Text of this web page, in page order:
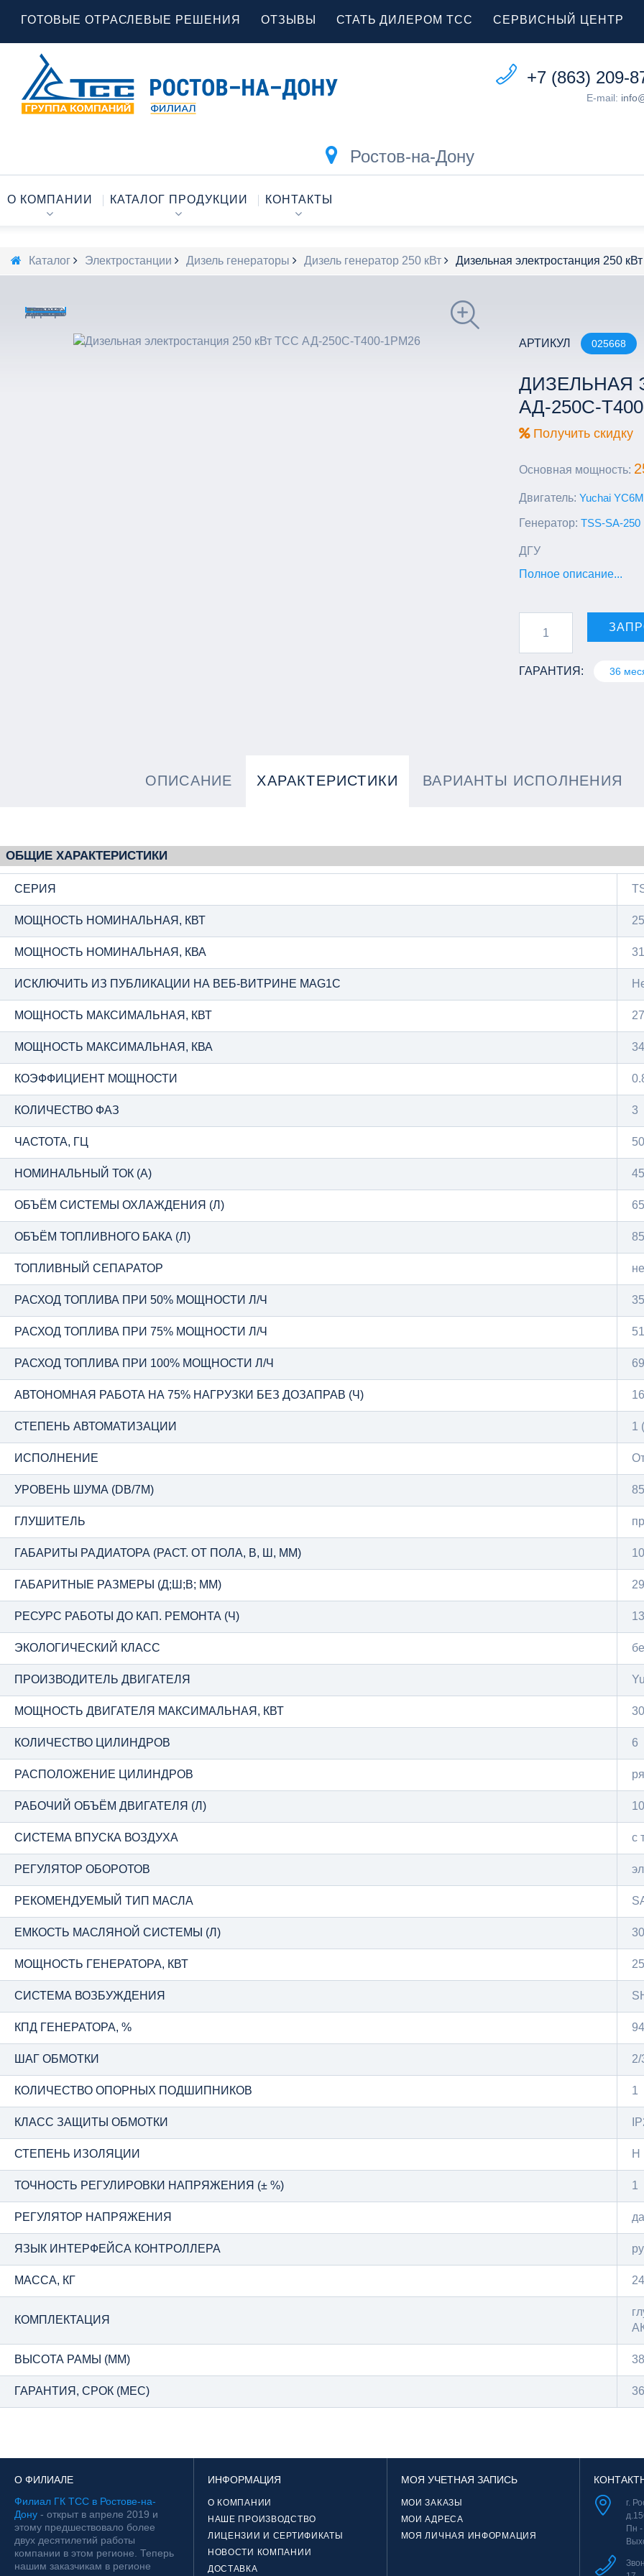
ГОТОВЫЕ ОТРАСЛЕВЫЕ РЕШЕНИЯ ОТЗЫВЫ СТАТЬ ДИЛЕРОМ ТСС СЕРВИСНЫЙ ЦЕНТР
+7 (863) 209-
E-mail:
Ростов-на-Дону
О КОМПАНИИ КАТАЛОГ ПРОДУКЦИИ КОНТАКТЫ
Каталог Электростанции Дизель генераторы Дизель генератор 250 кВт Дизельная электростанция 250
АРТИКУЛ 025668
ДИЗЕЛЬНАЯ
АД-250С-
Получить скидку
Основная мощность:
Двигатель: Yuchai
Генератор: TSS-SA-250
ДГУ
Полное описание...
ГАРАНТИЯ: 36
ОПИСАНИЕ ХАРАКТЕРИСТИКИ ВАРИАНТЫ ИСПОЛНЕНИЯ
ОБЩИЕ ХАРАКТЕРИСТИКИ
СЕРИЯ
МОЩНОСТЬ НОМИНАЛЬНАЯ, КВТ
МОЩНОСТЬ НОМИНАЛЬНАЯ, КВА
ИСКЛЮЧИТЬ ИЗ ПУБЛИКАЦИИ НА ВЕБ-ВИТРИНЕ MAG1C
МОЩНОСТЬ МАКСИМАЛЬНАЯ, КВТ
МОЩНОСТЬ МАКСИМАЛЬНАЯ, КВА
КОЭФФИЦИЕНТ МОЩНОСТИ
КОЛИЧЕСТВО ФАЗ 3
ЧАСТОТА, ГЦ 50
НОМИНАЛЬНЫЙ ТОК (А)
ОБЪЁМ СИСТЕМЫ ОХЛАЖДЕНИЯ (Л) 65
ОБЪЁМ ТОПЛИВНОГО БАКА (Л)
ТОПЛИВНЫЙ СЕПАРАТОР
РАСХОД ТОПЛИВА ПРИ 50% МОЩНОСТИ Л/Ч
РАСХОД ТОПЛИВА ПРИ 75% МОЩНОСТИ Л/Ч
РАСХОД ТОПЛИВА ПРИ 100% МОЩНОСТИ Л/Ч
АВТОНОМНАЯ РАБОТА НА 75% НАГРУЗКИ БЕЗ ДОЗАПРАВ (Ч)
СТЕПЕНЬ АВТОМАТИЗАЦИИ 1
ИСПОЛНЕНИЕ
УРОВЕНЬ ШУМА (DB/7М) 85
ГЛУШИТЕЛЬ
ГАБАРИТЫ РАДИАТОРА (РАСТ. ОТ ПОЛА, В, Ш, ММ)
ГАБАРИТНЫЕ РАЗМЕРЫ (Д;Ш;В; ММ)
РЕСУРС РАБОТЫ ДО КАП. РЕМОНТА (Ч)
ЭКОЛОГИЧЕСКИЙ КЛАСС
ПРОИЗВОДИТЕЛЬ ДВИГАТЕЛЯ
МОЩНОСТЬ ДВИГАТЕЛЯ МАКСИМАЛЬНАЯ, КВТ
КОЛИЧЕСТВО ЦИЛИНДРОВ 6
РАСПОЛОЖЕНИЕ ЦИЛИНДРОВ
РАБОЧИЙ ОБЪЁМ ДВИГАТЕЛЯ (Л)
СИСТЕМА ВПУСКА ВОЗДУХА с
РЕГУЛЯТОР ОБОРОТОВ
РЕКОМЕНДУЕМЫЙ ТИП МАСЛА
ЕМКОСТЬ МАСЛЯНОЙ СИСТЕМЫ (Л) 30
МОЩНОСТЬ ГЕНЕРАТОРА, КВТ
СИСТЕМА ВОЗБУЖДЕНИЯ
КПД ГЕНЕРАТОРА, % 94
ШАГ ОБМОТКИ 2/
КОЛИЧЕСТВО ОПОРНЫХ ПОДШИПНИКОВ 1
КЛАСС ЗАЩИТЫ ОБМОТКИ
СТЕПЕНЬ ИЗОЛЯЦИИ Н
ТОЧНОСТЬ РЕГУЛИРОВКИ НАПРЯЖЕНИЯ (± %) 1
РЕГУЛЯТОР НАПРЯЖЕНИЯ да
ЯЗЫК ИНТЕРФЕЙСА КОНТРОЛЛЕРА
МАССА, КГ
КОМПЛЕКТАЦИЯ
ВЫСОТА РАМЫ (ММ)
ГАРАНТИЯ, СРОК (МЕС)
О ФИЛИАЛЕ
Филиал ГК ТСС в Ростове-на-
Дону - открыт в апреле 2019 и
этому предшествовало более
двух десятилетий работы
компании в этом регионе. Теперь
нашим заказчикам в регионе
ИНФОРМАЦИЯ
О КОМПАНИИ
НАШЕ ПРОИЗВОДСТВО
ЛИЦЕНЗИИ И СЕРТИФИКАТЫ
НОВОСТИ КОМПАНИИ
ДОСТАВКА
МОЯ УЧЕТНАЯ ЗАПИСЬ
МОИ ЗАКАЗЫ
МОИ АДРЕСА
МОЯ ЛИЧНАЯ ИНФОРМАЦИЯ
г.
Пн